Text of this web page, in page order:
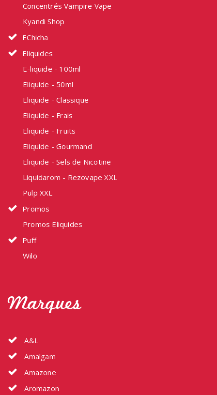
Concentrés Vampire Vape
Kyandi Shop
EChicha
Eliquides
E-liquide - 100ml
Eliquide - 50ml
Eliquide - Classique
Eliquide - Frais
Eliquide - Fruits
Eliquide - Gourmand
Eliquide - Sels de Nicotine
Liquidarom - Rezovape XXL
Pulp XXL
Promos
Promos Eliquides
Puff
Wilo
Marques
A&L
Amalgam
Amazone
Aromazon